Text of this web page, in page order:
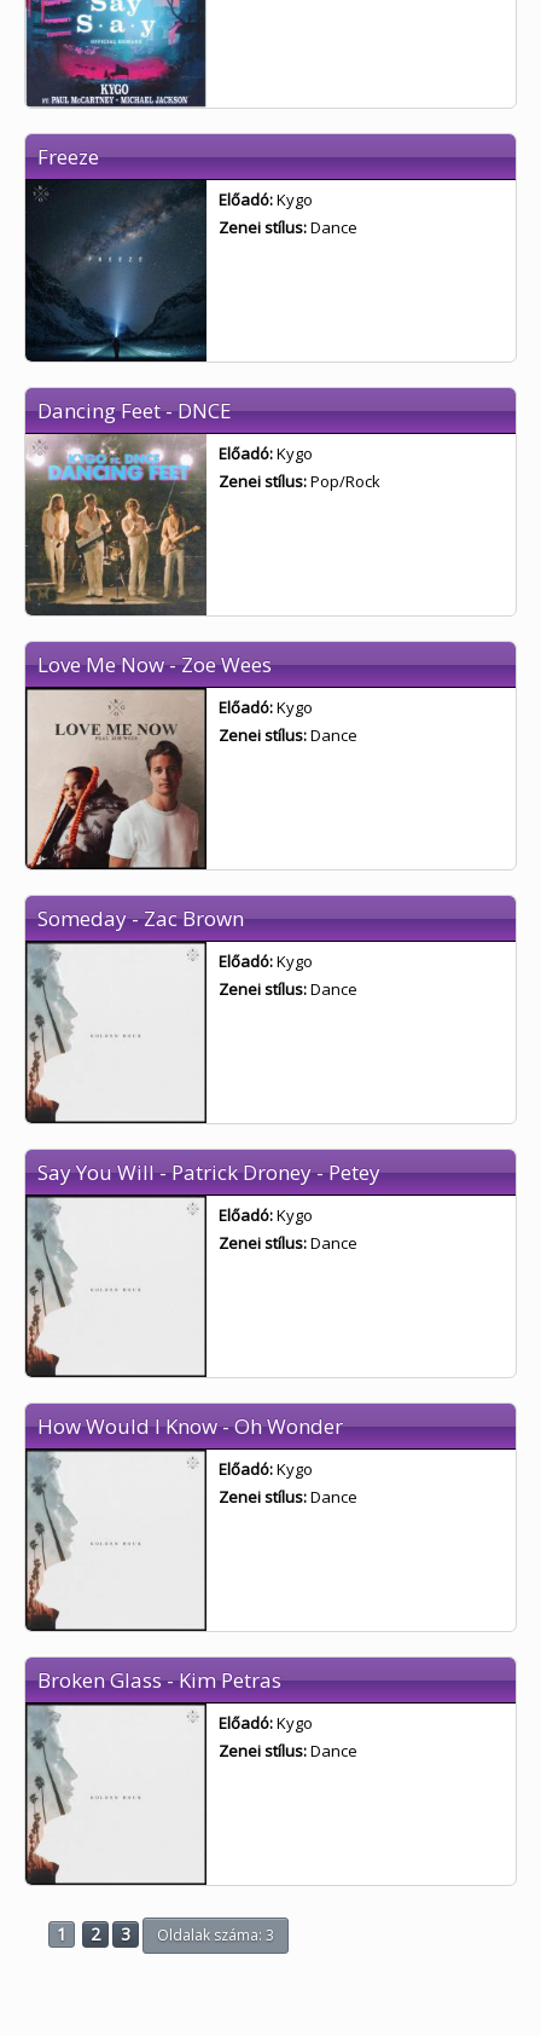
Freeze
Előadó:Kygo
Zenei stílus:Dance
Dancing Feet - DNCE
Előadó:Kygo
Zenei stílus:Pop/Rock
Love Me Now - Zoe Wees
Előadó:Kygo
Zenei stílus:Dance
Someday - Zac Brown
Előadó:Kygo
Zenei stílus:Dance
Say You Will - Patrick Droney - Petey
Előadó:Kygo
Zenei stílus:Dance
How Would I Know - Oh Wonder
Előadó:Kygo
Zenei stílus:Dance
Broken Glass - Kim Petras
Előadó:Kygo
Zenei stílus:Dance
1 2 3 Oldalak száma: 3